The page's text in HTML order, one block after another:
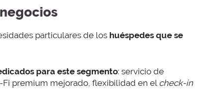
particulares de los huéspedes que se
para este segmento: servicio de
premium mejorado, flexibilidad en el check-in